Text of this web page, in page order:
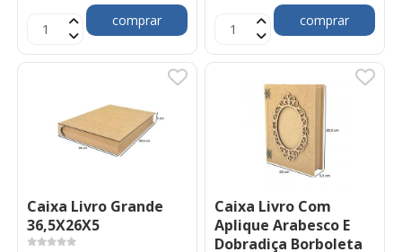
comprar
comprar
Caixa Livro Grande
36,5X26X5
Caixa Livro Com
Aplique Arabesco E
Dobradiça Borboleta